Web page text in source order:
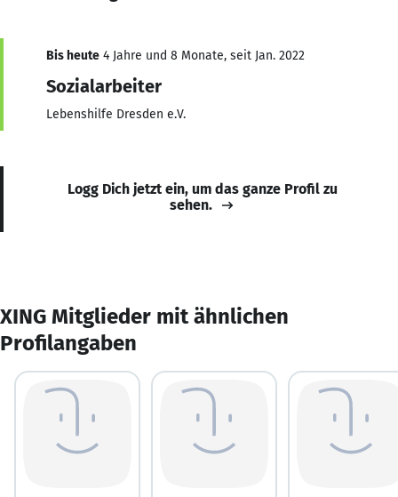
Bis heute 4 Jahre und 8 Monate, seit Jan. 2022
Sozialarbeiter
Lebenshilfe Dresden e.V.
Logg Dich jetzt ein, um das ganze Profil zu
sehen.
XING Mitglieder mit ähnlichen
Profilangaben